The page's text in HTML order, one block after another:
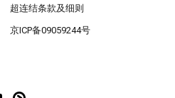
超连结条款及细则
京ICP备09059244号